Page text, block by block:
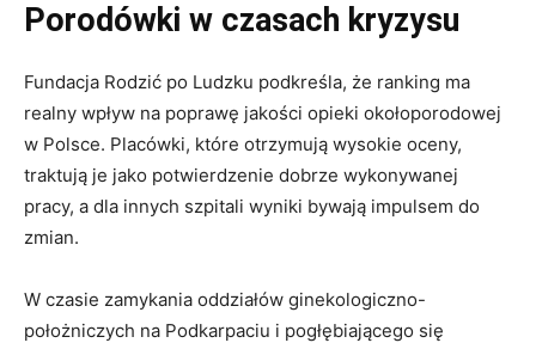
Porodówki w czasach kryzysu
Fundacja Rodzić po Ludzku podkreśla, że ranking ma
realny wpływ na poprawę jakości opieki okołoporodowej
w Polsce. Placówki, które otrzymują wysokie oceny,
traktują je jako potwierdzenie dobrze wykonywanej
pracy, a dla innych szpitali wyniki bywają impulsem do
zmian.
W czasie zamykania oddziałów ginekologiczno-
położniczych na Podkarpaciu i pogłębiającego się